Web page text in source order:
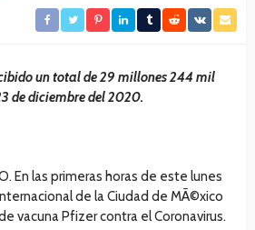
un total de 29 millones 244 mil
de diciembre del 2020.
En las primeras horas de este lunes
de la Ciudad de MÃ©xico
vacuna Pfizer contra el Coronavirus.